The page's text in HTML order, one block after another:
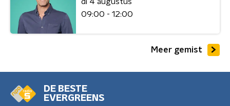
09:00 - 12:00
Meer gemist
DE BESTE
EVERGREENS